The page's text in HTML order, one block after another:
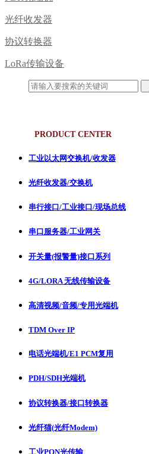
光纤收发器
协议转换器
LoRa传输设备
PRODUCT CENTER
工业以太网交换机/收发器
光纤收发器/交换机
串行接口/工业接口/现场总线
串口服务器/工业网关
开关量(报警量)接口系列
4G/LORA 无线传输设备
高清视频/音频/专用光端机
TDM Over IP
电话光端机/E1 PCM复用
PDH/SDH光端机
协议转换器/接口转换器
光纤猫(光纤Modem)
工业PON光传输